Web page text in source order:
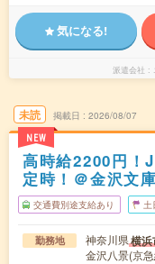
気になる!
派遣会社
未読
NEW
掲載日 2026/08/07
高時給2200円！
定時！＠金沢文
交通費別途支給あり 土
勤務地 神奈川県横
金沢八景(京